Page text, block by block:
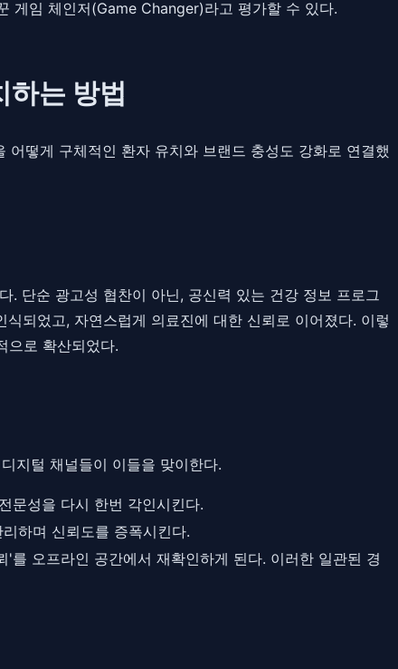
게임 체인저(Game Changer)라고 평가할 수 있다.
하는 방법
어떻게 구체적인 환자 유치와 브랜드 충성도 강화로 연결했
. 단순 광고성 협찬이 아닌, 공신력 있는 건강 정보 프로그
되었고, 자연스럽게 의료진에 대한 신뢰로 이어졌다. 이렇
으로 확산되었다.
지털 채널들이 이들을 맞이한다.
문성을 다시 한번 각인시킨다.
하며 신뢰도를 증폭시킨다.
오프라인 공간에서 재확인하게 된다. 이러한 일관된 경